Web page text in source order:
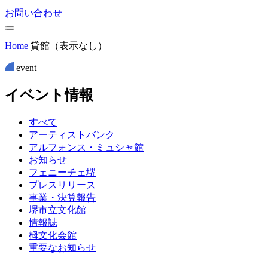
お問い合わせ
Home 貸館（表示なし）
event
イベン ト情報
すべて
アーティストバンク
アルフォンス・ミュシャ館
お知らせ
フェニーチェ堺
プレスリリース
事業・決算報告
堺市立文化館
情報誌
栂文化会館
重要なお知らせ